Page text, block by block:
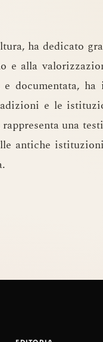
ha dedicato
e alla
e documentata,
e le
rappresenta una
antiche